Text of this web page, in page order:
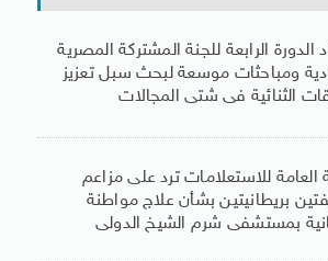
الدورة الرابعة للجنة المشتركة المصرية
ومباحثات موسعة لبحث سبل تعزيز
الثنائية فى شتى المجالات
العامة للاستعلامات ترد على مزاعم
بريطانيتين بشأن علاج مواطنة
بمستشفى شرم الشيخ الدولى